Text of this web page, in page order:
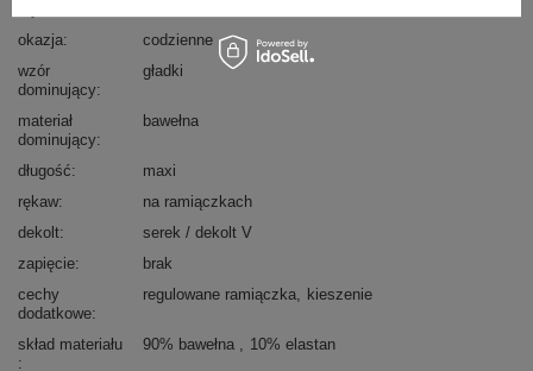
okazja
codzienne
wzór
dominujący
gładki
materiał
dominujący
bawełna
długość
maxi
rękaw
na ramiączkach
dekolt
serek / dekolt V
zapięcie
brak
cechy
dodatkowe
regulowane ramiączka kieszenie
skład materiału 90% bawełna 10% elastan